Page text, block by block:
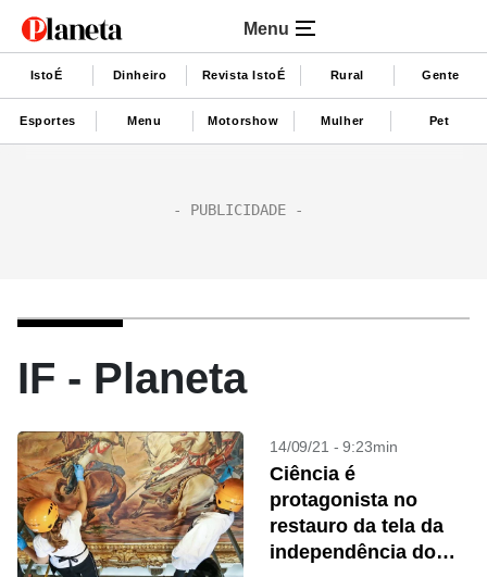
Menu
IstoÉ Dinheiro Revista IstoÉ Rural Gente
Esportes Menu Motorshow Mulher Pet
IF - Planeta
14/09/21 - 9:23min
Ciência é
protagonista no
restauro da tela da
independência do